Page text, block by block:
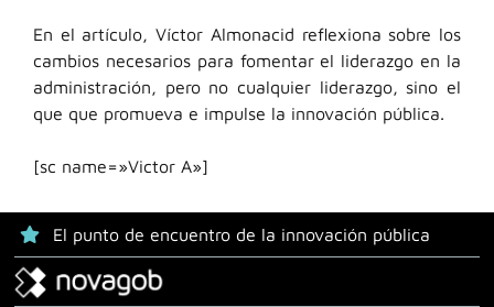
En el artículo, Víctor Almonacid reflexiona sobre los
cambios necesarios para fomentar el liderazgo en la
administración, pero no cualquier liderazgo, sino el
que que promueva e impulse la innovación pública.
[sc name=»Victor A»]
El punto de encuentro de la innovación pública